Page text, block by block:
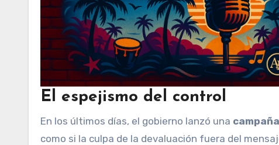
El espejismo del control
En los últimos días, el gobierno lanzó una
como si la culpa de la devaluación fuera del